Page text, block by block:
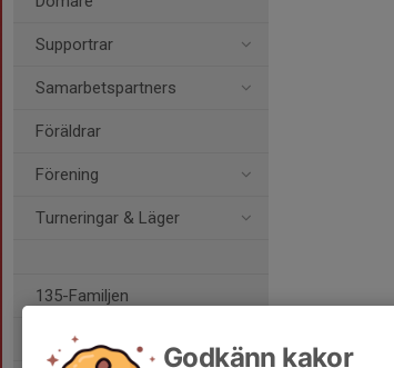
Supportrar
Samarbetspartners
Föräldrar
Förening
Turneringar & Läger
135-Familjen
Antidoping
Godkänn kakor